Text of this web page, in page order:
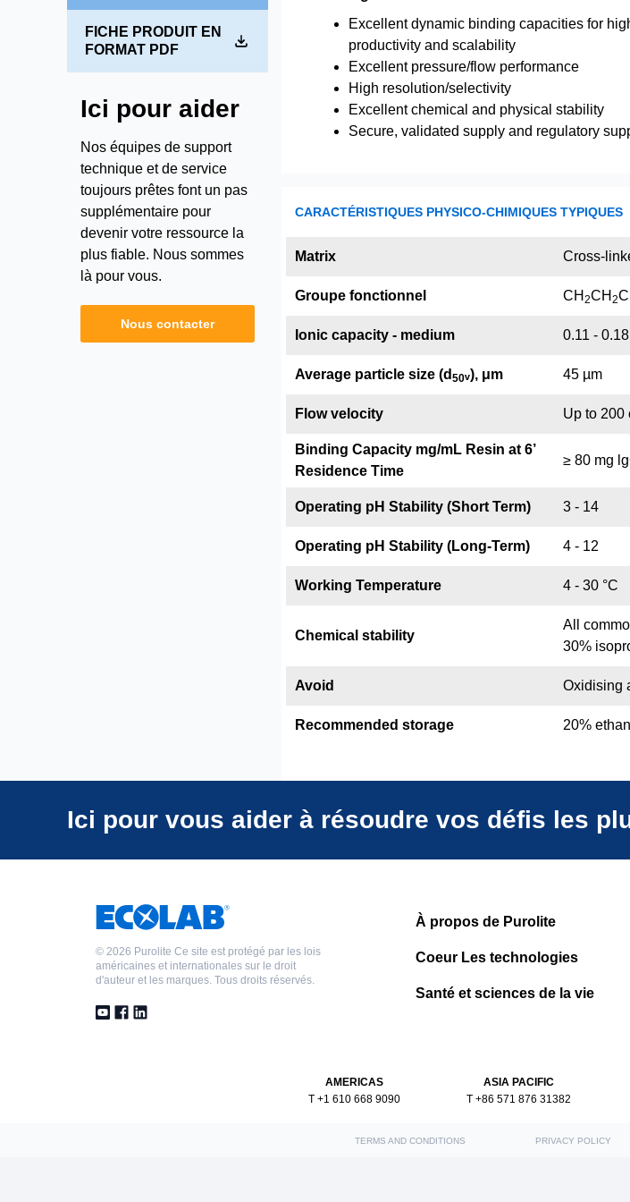
FICHE PRODUIT EN
FORMAT PDF
Ici pour aider
Nos équipes de support
technique et de service
toujours prêtes font un pas
supplémentaire pour
devenir votre ressource la
plus fiable. Nous sommes
là pour vous.
Nous contacter
Excellent dynamic binding capacities for
productivity and scalability
Excellent pressure/flow performance
High resolution/selectivity
Excellent chemical and physical stability
Secure, validated supply and regulatory
CARACTÉRISTIQUES PHYSICO-CHIMIQUES TYPIQUES
Matrix Cross-
Groupe fonctionnel CH 2CH 2
Ionic capacity - medium 0.11 -
Average particle size (d 50ᵥ), μm 45 µm
Flow velocity Up to 200
Binding Capacity mg/mL Resin at 6’
Residence Time
≥ 80 mg
Operating pH Stability (Short Term) 3 - 14
Operating pH Stability (Long-Term) 4 - 12
Working Temperature 4 - 30 °C
Chemical stability
All
30%
Avoid Oxidising
Recommended storage 20%
Ici pour vous aider à résoudre vos défis les
© 2026 Purolite Ce site est protégé par les lois
américaines et internationales sur le droit
d'auteur et les marques. Tous droits réservés.
À propos de Purolite
Coeur Les technologies
Santé et sciences de la vie
AMERICAS
T +1 610 668 9090
ASIA PACIFIC
T +86 571 876 31382
TERMS AND CONDITIONS PRIVACY POLICY